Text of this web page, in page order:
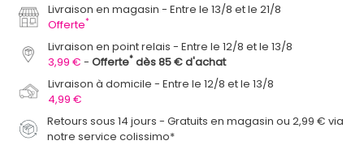
Livraison en magasin
Entre le 13/8 et le 21/8
Offerte*
Livraison en point relais
Entre le 12/8 et le 13/8
3,99 €
Offerte* dès 85 € d'achat
Livraison à domicile
Entre le 12/8 et le 13/8
4,99 €
Retours sous 14 jours - Gratuits en magasin ou 2,99 € via
notre service colissimo*